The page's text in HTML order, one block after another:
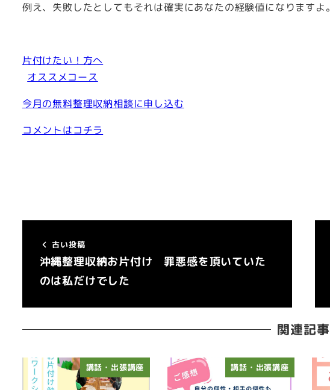
例え、失敗したとしてもそれは確実にあなたの経験値になりますよ。
片付けたい！方へ
オススメコース
今月の無料整理収納相談に申し込む
コメントはコチラ
古い投稿
沖縄整理収納お片付け 罪悪感を頂いていた
のは私だけでした
関連記事
講話・出張講座 講話・出張講座